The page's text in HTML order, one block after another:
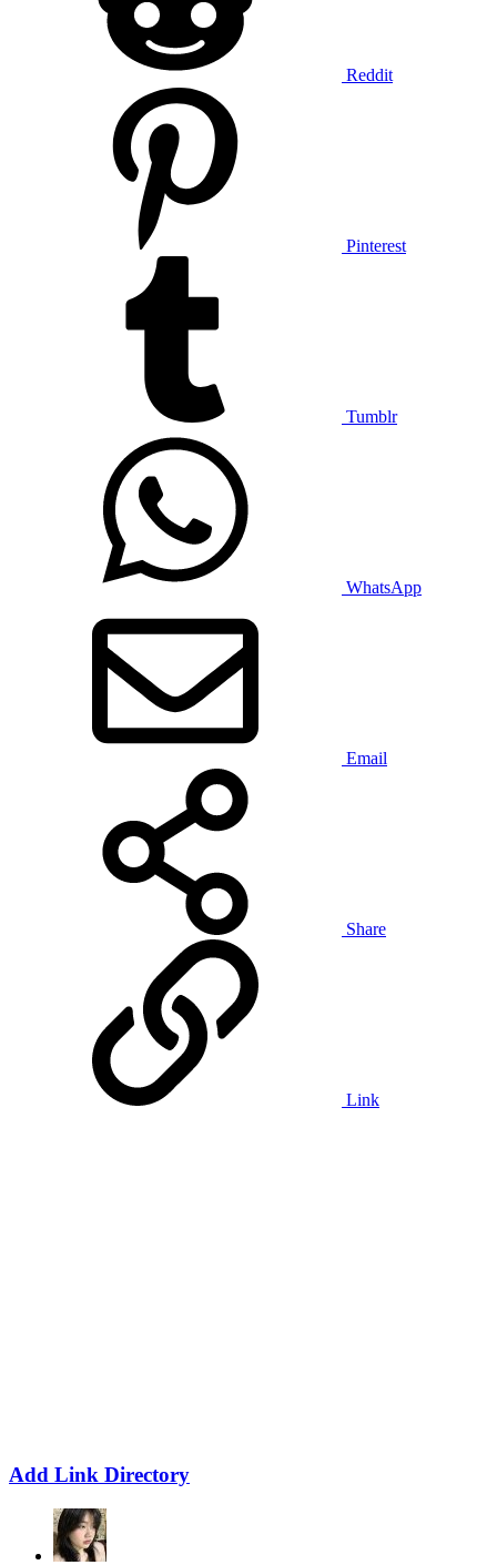
Reddit
Pinterest
Tumblr
WhatsApp
Email
Share
Link
Add Link Directory